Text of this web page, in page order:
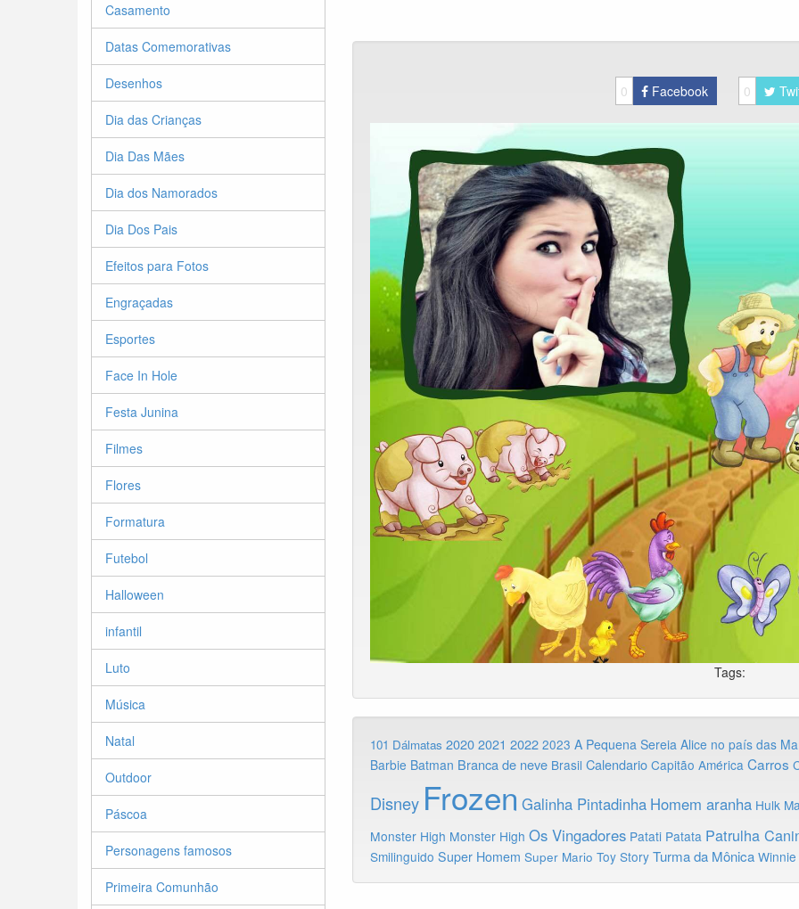
Casamento
Datas Comemorativas
Desenhos
Dia das Crianças
Dia Das Mães
Dia dos Namorados
Dia Dos Pais
Efeitos para Fotos
Engraçadas
Esportes
Face In Hole
Festa Junina
Filmes
Flores
Formatura
Futebol
Halloween
infantil
Luto
Música
Natal
Outdoor
Páscoa
Personagens famosos
Primeira Comunhão
0 Facebook 0
Tags:
101 Dálmatas 2020 2021 2022 2023 A Pequena Sereia Alice no país das
Barbie Batman Branca de neve Brasil Calendario Capitão América Carros
Disney Frozen Galinha Pintadinha Homem aranha Hulk
Monster High Monster High Os Vingadores Patati Patata Patrulha
Smilinguido Super Homem Super Mario Toy Story Turma da Mônica